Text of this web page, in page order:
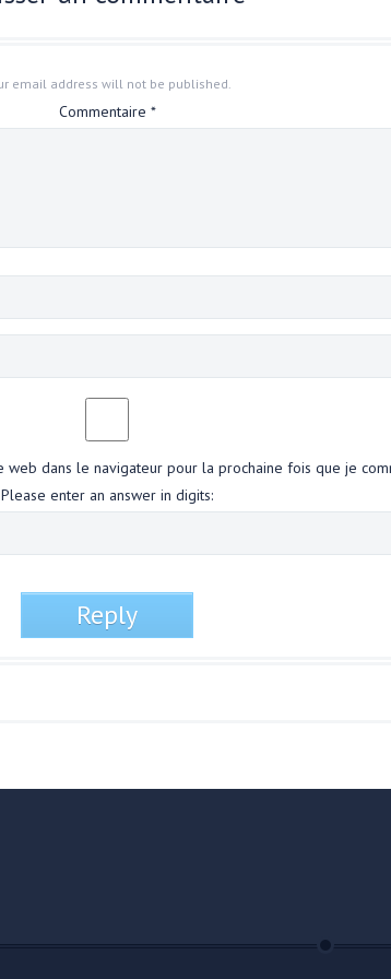
email address will not be published.
Commentaire *
web dans le navigateur pour la prochaine fois que je
Please enter an answer in digits: